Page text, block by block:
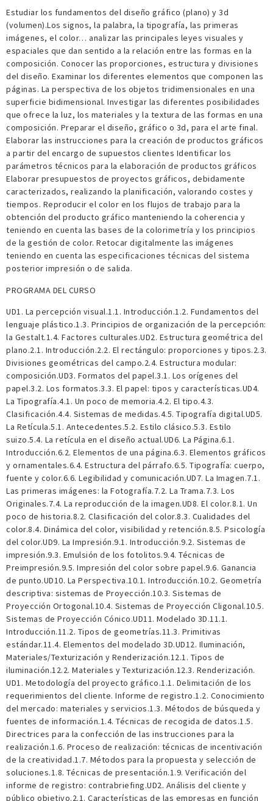
Estudiar los fundamentos del diseño gráfico (plano) y 3d
(volumen).Los signos, la palabra, la tipografía, las primeras
imágenes, el color… analizar las principales leyes visuales y
espaciales que dan sentido a la relación entre las formas en la
composición. Conocer las proporciones, estructura y divisiones
del diseño. Examinar los diferentes elementos que componen las
páginas. La perspectiva de los objetos tridimensionales en una
superficie bidimensional. Investigar las diferentes posibilidades
que ofrece la luz, los materiales y la textura de las formas en una
composición. Preparar el diseño, gráfico o 3d, para el arte final.
Elaborar las instrucciones para la creación de productos gráficos
a partir del encargo de supuestos clientes Identificar los
parámetros técnicos para la elaboración de productos gráficos
Elaborar presupuestos de proyectos gráficos, debidamente
caracterizados, realizando la planificación, valorando costes y
tiempos. Reproducir el color en los flujos de trabajo para la
obtención del producto gráfico manteniendo la coherencia y
teniendo en cuenta las bases de la colorimetría y los principios
de la gestión de color. Retocar digitalmente las imágenes
teniendo en cuenta las especificaciones técnicas del sistema
posterior impresión o de salida.
PROGRAMA DEL CURSO
UD1. La percepción visual.1.1. Introducción.1.2. Fundamentos del
lenguaje plástico.1.3. Principios de organización de la percepción:
la Gestalt.1.4. Factores culturales.UD2. Estructura geométrica del
plano.2.1. Introducción.2.2. El rectángulo: proporciones y tipos.2.3.
Divisiones geométricas del campo.2.4. Estructura modular:
composición.UD3. Formatos del papel.3.1. Los orígenes del
papel.3.2. Los formatos.3.3. El papel: tipos y características.UD4.
La Tipografía.4.1. Un poco de memoria.4.2. El tipo.4.3.
Clasificación.4.4. Sistemas de medidas.4.5. Tipografía digital.UD5.
La Retícula.5.1. Antecedentes.5.2. Estilo clásico.5.3. Estilo
suizo.5.4. La retícula en el diseño actual.UD6. La Página.6.1.
Introducción.6.2. Elementos de una página.6.3. Elementos gráficos
y ornamentales.6.4. Estructura del párrafo.6.5. Tipografía: cuerpo,
fuente y color.6.6. Legibilidad y comunicación.UD7. La Imagen.7.1.
Las primeras imágenes: la Fotografía.7.2. La Trama.7.3. Los
Originales.7.4. La reproducción de la imagen.UD8. El color.8.1. Un
poco de historia.8.2. Clasificación del color.8.3. Cualidades del
color.8.4. Dinámica del color, visibilidad y retención.8.5. Psicología
del color.UD9. La Impresión.9.1. Introducción.9.2. Sistemas de
impresión.9.3. Emulsión de los fotolitos.9.4. Técnicas de
Preimpresión.9.5. Impresión del color sobre papel.9.6. Ganancia
de punto.UD10. La Perspectiva.10.1. Introducción.10.2. Geometría
descriptiva: sistemas de Proyección.10.3. Sistemas de
Proyección Ortogonal.10.4. Sistemas de Proyección Cligonal.10.5.
Sistemas de Proyección Cónico.UD11. Modelado 3D.11.1.
Introducción.11.2. Tipos de geometrías.11.3. Primitivas
estándar.11.4. Elementos del modelado 3D.UD12. Iluminación,
Materiales/Texturización y Renderización.12.1. Tipos de
iluminación.12.2. Materiales y Texturización.12.3. Renderización.
UD1. Metodología del proyecto gráfico.1.1. Delimitación de los
requerimientos del cliente. Informe de registro.1.2. Conocimiento
del mercado: materiales y servicios.1.3. Métodos de búsqueda y
fuentes de información.1.4. Técnicas de recogida de datos.1.5.
Directrices para la confección de las instrucciones para la
realización.1.6. Proceso de realización: técnicas de incentivación
de la creatividad.1.7. Métodos para la propuesta y selección de
soluciones.1.8. Técnicas de presentación.1.9. Verificación del
informe de registro: contrabriefing.UD2. Análisis del cliente y
público objetivo.2.1. Características de las empresas en función